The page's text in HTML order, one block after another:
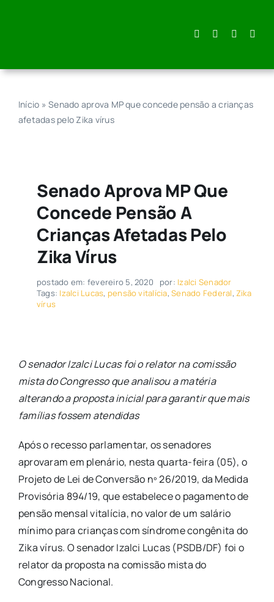
Início »Senado aprova MP que concede pensão a crianças
afetadas pelo Zika vírus
Senado Aprova MP Que
Concede Pensão A
Crianças Afetadas Pelo
Zika Vírus
postado em: fevereiro 5, 2020 por: Izalci Senador
Tags: Izalci Lucas, pensão vitalícia,Senado Federal, Zika
vírus
O senador Izalci Lucas foi o relator na comissão
mista do Congresso que analisou a matéria
alterando a proposta inicial para garantir que mais
famílias fossem atendidas
Após o recesso parlamentar, os senadores
aprovaram em plenário, nesta quarta-feira (05), o
Projeto de Lei de Conversão nº 26/2019, da Medida
Provisória 894/19, que estabelece o pagamento de
pensão mensal vitalícia, no valor de um salário
mínimo para crianças com síndrome congênita do
Zika vírus. O senador Izalci Lucas (PSDB/DF) foi o
relator da proposta na comissão mista do
Congresso Nacional.